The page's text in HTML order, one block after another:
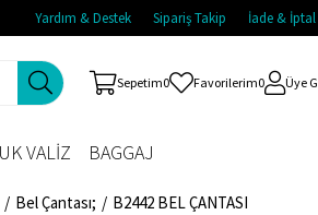
Yardım & Destek Sipariş Takip İade & İptal
Sepetim0 Favorilerim0 Üye
VALİZ BAGGAJ
Bel Çantası; B2442 BEL ÇANTASI